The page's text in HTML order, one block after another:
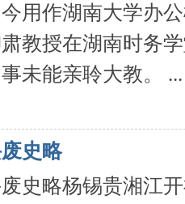
用作湖南大学办
教授在湖南时务
未能亲聆大教。 ...
史略
史略杨锡贵湘江